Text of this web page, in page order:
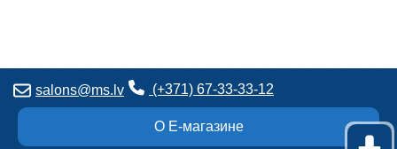
salons@ms.lv (+371) 67-33-33-12